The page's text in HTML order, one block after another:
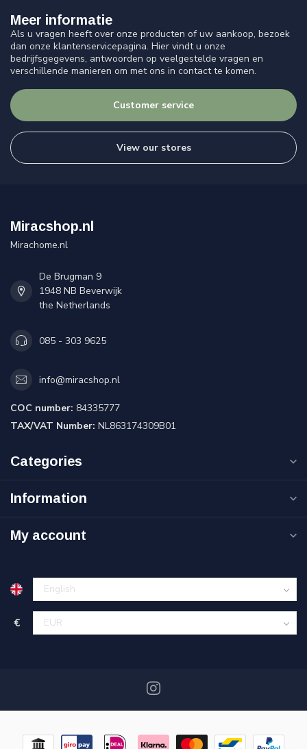
Meer informatie
Als u vragen heeft over onze producten of uw aankoop, bezoek
dan onze klantenservicepagina. Hier vindt u onze
bedrijfsgegevens, antwoorden op veelgestelde vragen en
verschillende manieren om met ons in contact te komen.
Customer service
View our stores
Miracshop.nl
Mirachome.nl
De Brugman 9
1948 NB Beverwijk
the Netherlands
085 - 303 9625
info@miracshop.nl
COC number: 84335777
TAX/VAT Number: NL863174309B01
Categories
Information
My account
€